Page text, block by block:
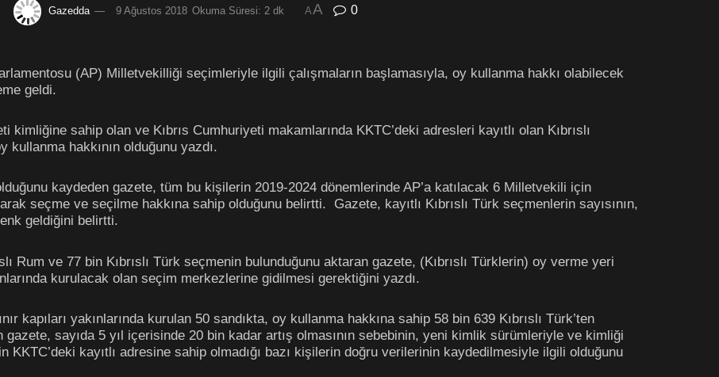
Gazedda 9 Ağustos 2018 Okuma Süresi: 2 dk AA 0
(AP) Milletvekilliği seçimleriyle ilgili çalışmaların başlamasıyla, oy kullanma hakkı olabilecek
geldi.
kimliğine sahip olan ve Kıbrıs Cumhuriyeti makamlarında KKTC’deki adresleri kayıtlı olan Kıbrıslı
hakkının olduğunu yazdı.
kaydeden gazete, tüm bu kişilerin 2019-2024 dönemlerinde AP’a katılacak 6 Milletvekili için
seçme ve seçilme hakkına sahip olduğunu belirtti. Gazete, kayıtlı Kıbrıslı Türk seçmenlerin sayısının,
geldiğini belirtti.
Rum ve 77 bin Kıbrıslı Türk seçmenin bulunduğunu aktaran gazete, (Kıbrıslı Türklerin) oy verme yeri
kurulacak olan seçim merkezlerine gidilmesi gerektiğini yazdı.
kapıları yakınlarında kurulan 50 sandıkta, oy kullanma hakkına sahip 58 bin 639 Kıbrıslı Türk’ten
gazete, sayıda 5 yıl içerisinde 20 bin kadar artış olmasının sebebinin, yeni kimlik sürümleriyle ve kimliği
KKTC’deki kayıtlı adresine sahip olmadığı bazı kişilerin doğru verilerinin kaydedilmesiyle ilgili olduğunu